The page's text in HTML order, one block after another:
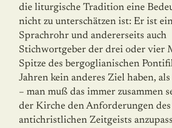
die liturgische Tradition eine
nicht zu unterschätzen ist: Er ist
Sprachrohr und andererseits auch
Stichwortgeber der drei oder vier
Spitze des bergoglianischen
Jahren kein anderes Ziel haben,
– man muß das immer zusammen
der Kirche den Anfor­derungen des
antichristlichen Zeitgeists